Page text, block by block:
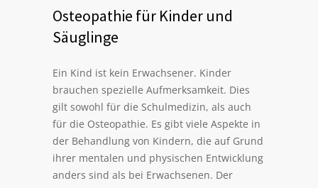
Osteopathie für Kinder und
Säuglinge
Ein Kind ist kein Erwachsener. Kinder
brauchen spezielle Aufmerksamkeit. Dies
gilt sowohl für die Schulmedizin, als auch
für die Osteopathie. Es gibt viele Aspekte in
der Behandlung von Kindern, die auf Grund
ihrer mentalen und physischen Entwicklung
anders sind als bei Erwachsenen. Der